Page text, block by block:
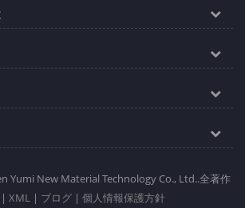
Yumi New Material Technology Co., Ltd..全著作
XML | ブログ | 個人情報保護方針